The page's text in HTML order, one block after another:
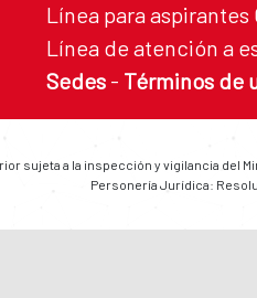
Línea para aspirantes
Línea de atención a
Sedes - Términos de
sujeta a la inspección y vigilancia del
Personería Jurídica: